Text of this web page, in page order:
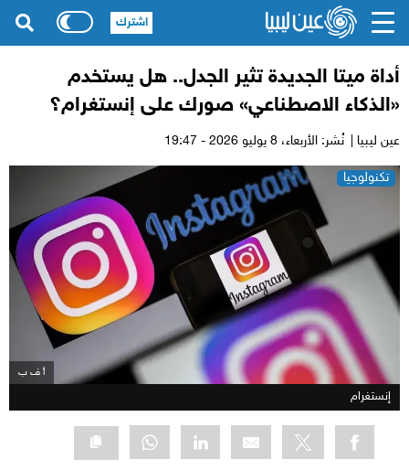
أداة ميتا الجديدة تثير الجدل.. هل يستخدم
«الذكاء الاصطناعي» صورك على إنستغرام؟
عين ليبيا | نُشر: الأربعاء،
تكنولوجيا
أ ف ب
إنستغرام
اشترك